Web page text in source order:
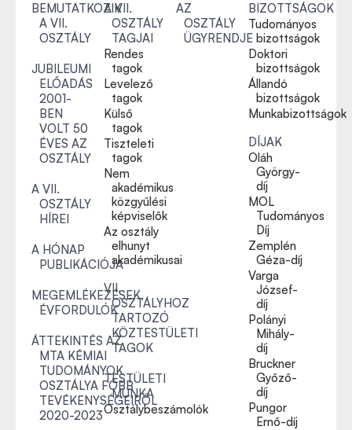
BEMUTATKOZIK
A VII.
OSZTÁLY
JUBILEUMI
ELŐADÁS
2001-
BEN
VOLT 50
ÉVES AZ
OSZTÁLY
A VII.
OSZTÁLY
HÍREI
A HÓNAP
PUBLIKÁCIÓJA
MEGEMLÉKEZÉSEK,
ÉVFORDULÓK
ÁTTEKINTÉS AZ
MTA KÉMIAI
TUDOMÁNYOK
OSZTÁLYA FŐBB
TEVÉKENYSÉGEIRŐL
2020-2023
A VII.
OSZTÁLY
TAGJAI
Rendes
tagok
Levelező
tagok
Külső
tagok
Tiszteleti
tagok
Nem
akadémikus
közgyűlési
képviselők
Az osztály
elhunyt
akadémikusai
VII.
OSZTÁLYHOZ
TARTOZÓ
KÖZTESTÜLETI
TAGOK
TESTÜLETI
MUNKA
Osztálybeszámolók
AZ
OSZTÁLY
ÜGYRENDJE
BIZOTTSÁGOK
Tudományos
bizottságok
Doktori
bizottságok
Állandó
bizottságok
Munkabizottságok
DÍJAK
Oláh
György-
díj
MOL
Tudományos
Díj
Zemplén
Géza-díj
Varga
József-
díj
Polányi
Mihály-
díj
Bruckner
Győző-
díj
Pungor
Ernő-díj